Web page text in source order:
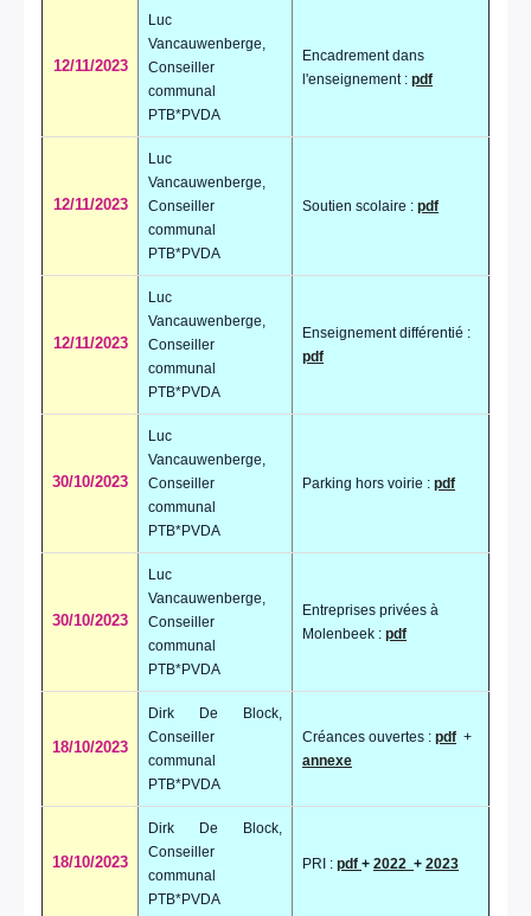
12/11/2023
Luc
Vancauwenberge,
Conseiller
communal
PTB*PVDA
Encadrement dans
l'enseignement : pdf
12/11/2023
Luc
Vancauwenberge,
Conseiller
communal
PTB*PVDA
Soutien scolaire : pdf
12/11/2023
Luc
Vancauwenberge,
Conseiller
communal
PTB*PVDA
Enseignement différentié :
pdf
30/10/2023
Luc
Vancauwenberge,
Conseiller
communal
PTB*PVDA
Parking hors voirie : pdf
30/10/2023
Luc
Vancauwenberge,
Conseiller
communal
PTB*PVDA
Entreprises privées à
Molenbeek : pdf
18/10/2023
Dirk De Block,
Conseiller
communal
PTB*PVDA
Créances ouvertes : pdf +
annexe
18/10/2023
Dirk De Block,
Conseiller
communal
PTB*PVDA
PRI : pdf + 2022 + 2023